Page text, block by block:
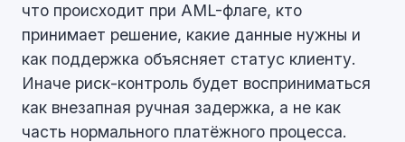
что происходит при AML-флаге, кто
принимает решение, какие данные нужны и
как поддержка объясняет статус клиенту.
Иначе риск-контроль будет восприниматься
как внезапная ручная задержка, а не как
часть нормального платёжного процесса.